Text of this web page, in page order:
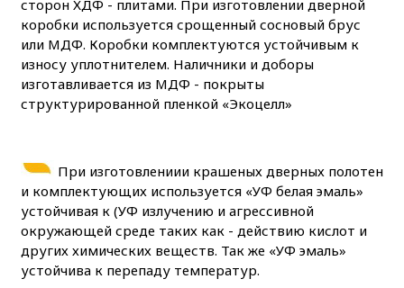
сторон ХДФ - плитами. При изготовлении дверной
коробки используется срощенный сосновый брус
или МДФ. Коробки комплектуются устойчивым к
износу уплотнителем. Наличники и доборы
изготавливается из МДФ - покрыты
структурированной пленкой «Экоцелл»
При изготовлениии крашеных дверных полотен
и комплектующих используется «УФ белая эмаль»
устойчивая к (УФ излучению и агрессивной
окружающей среде таких как - действию кислот и
других химических веществ. Так же «УФ эмаль»
устойчива к перепаду температур.